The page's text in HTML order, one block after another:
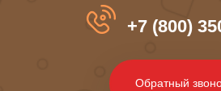
+7 (800)
Обратный